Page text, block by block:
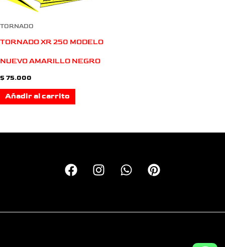
TORNADO
TORNADO XR 250 MODELO
NUEVO AMARILLO NEGRO
$ 75.000
Añadir al carrito